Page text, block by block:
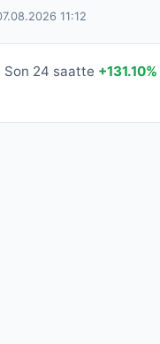
11:12
Son 24 saatte +131.10%